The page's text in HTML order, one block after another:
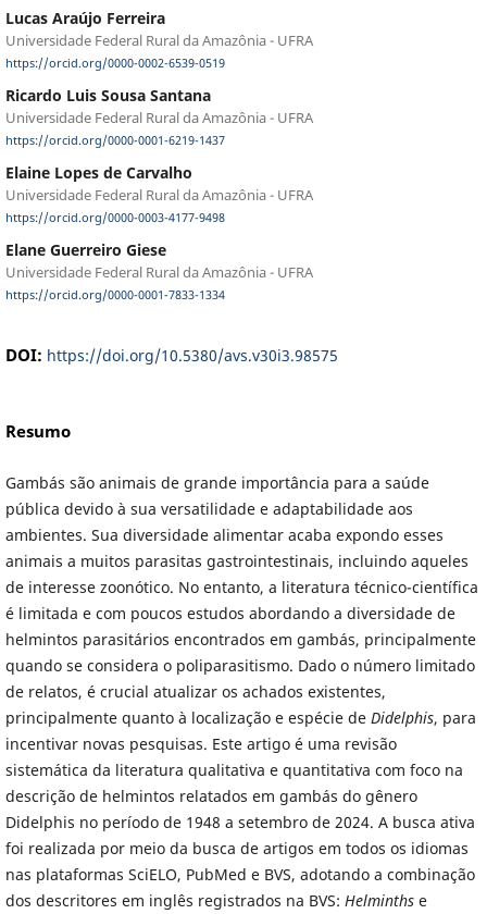
Lucas Araújo Ferreira
Universidade Federal Rural da Amazônia - UFRA
https://orcid.org/0000-0002-6539-0519
Ricardo Luis Sousa Santana
Universidade Federal Rural da Amazônia - UFRA
https://orcid.org/0000-0001-6219-1437
Elaine Lopes de Carvalho
Universidade Federal Rural da Amazônia - UFRA
https://orcid.org/0000-0003-4177-9498
Elane Guerreiro Giese
Universidade Federal Rural da Amazônia - UFRA
https://orcid.org/0000-0001-7833-1334
DOI: https://doi.org/10.5380/avs.v30i3.98575
Resumo
Gambás são animais de grande importância para a saúde
pública devido à sua versatilidade e adaptabilidade aos
ambientes. Sua diversidade alimentar acaba expondo esses
animais a muitos parasitas gastrointestinais, incluindo aqueles
de interesse zoonótico. No entanto, a literatura técnico-científica
é limitada e com poucos estudos abordando a diversidade de
helmintos parasitários encontrados em gambás, principalmente
quando se considera o poliparasitismo. Dado o número limitado
de relatos, é crucial atualizar os achados existentes,
principalmente quanto à localização e espécie de Didelphis, para
incentivar novas pesquisas. Este artigo é uma revisão
sistemática da literatura qualitativa e quantitativa com foco na
descrição de helmintos relatados em gambás do gênero
Didelphis no período de 1948 a setembro de 2024. A busca ativa
foi realizada por meio da busca de artigos em todos os idiomas
nas plataformas SciELO, PubMed e BVS, adotando a combinação
dos descritores em inglês registrados na BVS: Helminthse